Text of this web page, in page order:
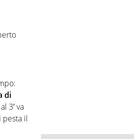
di
3′ va
pesta il